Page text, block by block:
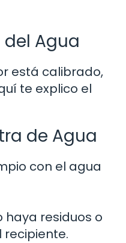
Agua
está calibrado,
te explico el
de Agua
con el agua
haya residuos o